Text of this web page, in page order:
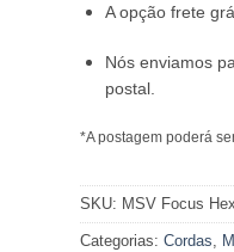
A opção frete
Nós enviamos
postal.
*A postagem poderá
SKU: MSV Focus Hex
Categorias: Cordas,